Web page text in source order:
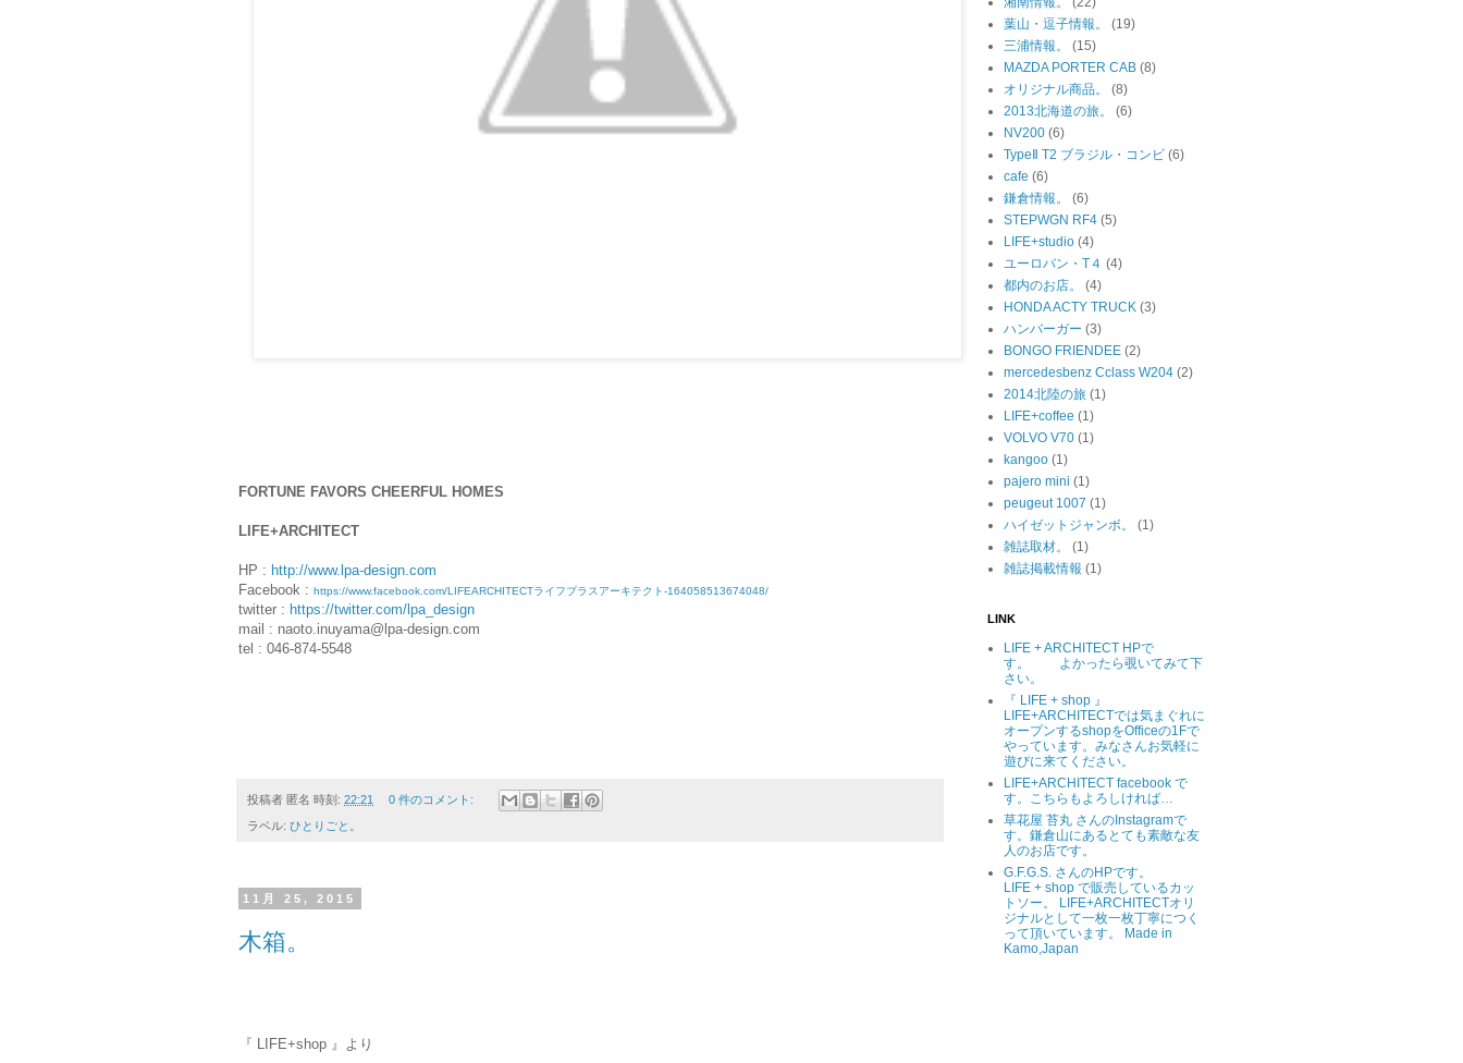
FORTUNE FAVORS CHEERFUL HOMES
LIFE+ARCHITECT
HP : http://www.lpa-design.com
Facebook : https://www.facebook.com/LIFEARCHITECTライフプラスアーキテクト-164058513674048/
twitter : https://twitter.com/lpa_design
mail : naoto.inuyama@lpa-design.com
tel : 046-874-5548
投稿者 匿名 時刻: 22:21 0 件のコメント:
ラベル: ひとりごと。
11月 25, 2015
木箱。
『 LIFE+shop 』より
葉山・逗子情報。
(19)
三浦情報。
(15)
MAZDA PORTER CAB (8)
オリジナル商品。
(8)
2013北海道の旅。
(6)
NV200 (6)
TypeⅡ T2 ブラジル・コンビ (6)
cafe (6)
鎌倉情報。
(6)
STEPWGN RF4 (5)
LIFE+studio (4)
ユーロバン・T４ (4)
都内のお店。
(4)
HONDA ACTY TRUCK (3)
ハンバーガー (3)
BONGO FRIENDEE (2)
mercedesbenz Cclass W204 (2)
2014北陸の旅 (1)
LIFE+coffee (1)
VOLVO V70 (1)
kangoo (1)
pajero mini (1)
peugeut 1007 (1)
ハイゼットジャンボ。
(1)
雑誌取材。
(1)
雑誌掲載情報 (1)
LINK
LIFE + ARCHITECT HPで
す。 よかったら覗いてみて下
さい。
『 LIFE + shop 』
LIFE+ARCHITECTでは気まぐれに
オープンするshopをOfficeの1Fで
やっています。みなさんお気軽に
遊びに来てください。
LIFE+ARCHITECT facebook で
す。こちらもよろしければ…
草花屋 苔丸 さんのInstagramで
す。鎌倉山にあるとても素敵な友
人のお店です。
G.F.G.S. さんのHPです。
LIFE + shop で販売しているカッ
トソー。 LIFE+ARCHITECTオリ
ジナルとして一枚一枚丁寧につく
って頂いています。 Made in
Kamo,Japan